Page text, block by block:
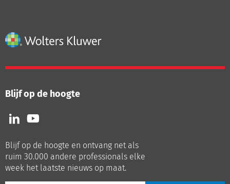
Blijf op de hoogte
Volg
ons
LinkedIn
Volg
ons
Youtube
Blijf op de hoogte en ontvang net als
ruim 30.000 andere professionals elke
week het laatste nieuws op maat.